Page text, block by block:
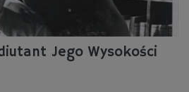
Jego Wysokości